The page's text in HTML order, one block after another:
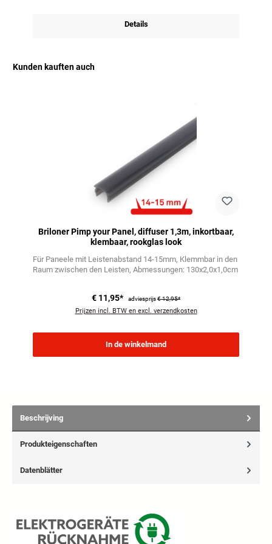
Details
Kunden kauften auch
Briloner Pimp your Panel, diffuser 1,3m, inkortbaar,
klembaar, rookglas look
Für Paneele mit Leistenabstand 14-15mm Klemmbar in den
Raum zwischen den Leisten Abmessungen: 130x2,0x1,0cm
€ 11,95* adviesprijs€ 12,95*
Prijzen incl. BTW en excl. verzendkosten
In de winkelmand
Beschrijving
Produkteigenschaften
Datenblätter